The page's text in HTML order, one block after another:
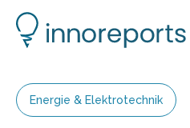
Energie & Elektrotechnik